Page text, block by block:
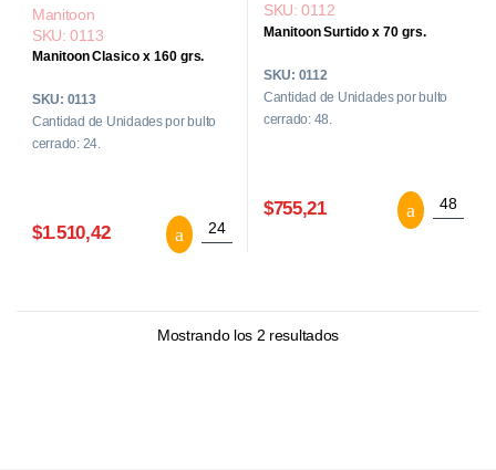
Manitoon
SKU: 0113
Manitoon Clasico x 160 grs.
SKU: 0113
Cantidad de Unidades por bulto
cerrado: 24.
$1.510,42 Manitoon Clasico x 160 grs. cantidad
SKU: 0112
Manitoon Surtido x 70 grs.
SKU: 0112
Cantidad de Unidades por bulto
cerrado: 48.
$755,21
Mostrando los 2 resultados